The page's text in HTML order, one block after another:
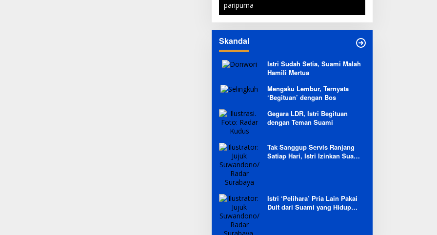
paripurna
Skandal
Istri Sudah Setia, Suami Malah
Hamili Mertua
Mengaku Lembur, Ternyata
‘Begituan’ dengan Bos
Gegara LDR, Istri Begituan
dengan Teman Suami
Tak Sanggup Servis Ranjang
Satiap Hari, Istri Izinkan Suami
Istri ‘Pelihara’ Pria Lain Pakai
Duit dari Suami yang Hidup